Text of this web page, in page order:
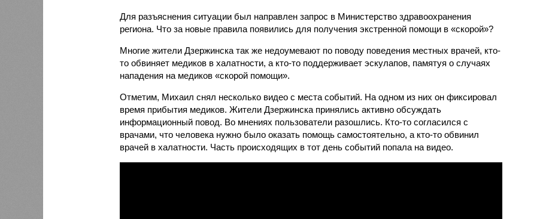
Для разъяснения ситуации был направлен запрос в Министерство здравоохранения
региона. Что за новые правила появились для получения экстренной помощи в «скорой»?
Многие жители Дзержинска так же недоумевают по поводу поведения местных врачей, кто-
то обвиняет медиков в халатности, а кто-то поддерживает эскулапов, памятуя о случаях
нападения на медиков «скорой помощи».
Отметим, Михаил снял несколько видео с места событий. На одном из них он фиксировал
время прибытия медиков. Жители Дзержинска принялись активно обсуждать
информационный повод. Во мнениях пользователи разошлись. Кто-то согласился с
врачами, что человека нужно было оказать помощь самостоятельно, а кто-то обвинил
врачей в халатности. Часть происходящих в тот день событий попала на видео.